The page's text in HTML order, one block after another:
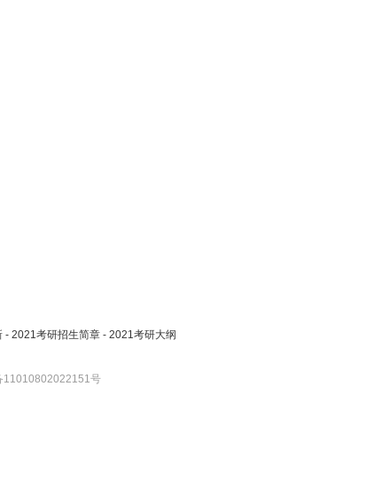
- 2021考研招生简章 - 2021考研大纲
11010802022151号